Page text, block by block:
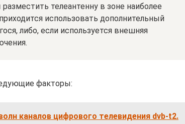
телеантенну в зоне наиболее
использовать дополнительный
либо, если используется внешняя
факторы:
каналов цифрового телевидения dvb-t2.